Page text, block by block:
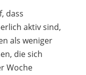
dass
aktiv sind,
als weniger
die sich
Woche